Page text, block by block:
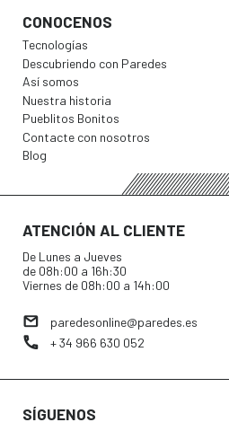
CONOCENOS
Tecnologías
Descubriendo con Paredes
Así somos
Nuestra historia
Pueblitos Bonitos
Contacte con nosotros
Blog
ATENCIÓN AL CLIENTE
De Lunes a Jueves
de 08h:00 a 16h:30
Viernes de 08h:00 a 14h:00
paredesonline@paredes.es
+ 34 966 630 052
SÍGUENOS